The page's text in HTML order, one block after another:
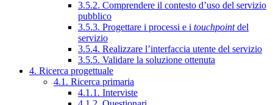
3.5.2. Comprendere il contesto d’uso del servizio
pubblico
3.5.3. Progettare i processi e i touchpointdel
servizio
3.5.4. Realizzare l’interfaccia utente del servizio
3.5.5. Validare la soluzione ottenuta
4. Ricerca progettuale
4.1. Ricerca primaria
4.1.1. Interviste